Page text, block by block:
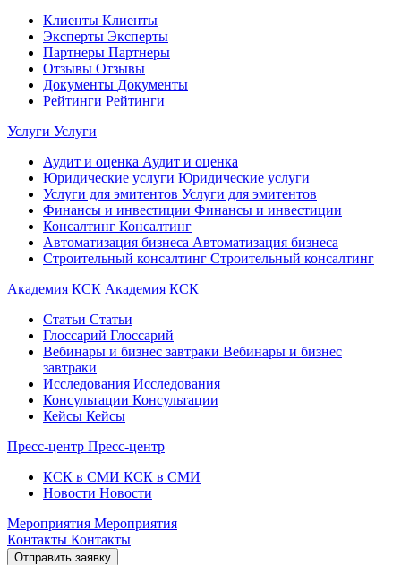
Клиенты Клиенты
Эксперты Эксперты
Партнеры Партнеры
Отзывы Отзывы
Документы Документы
Рейтинги Рейтинги
Услуги Услуги
Аудит и оценка Аудит и оценка
Юридические услуги Юридические услуги
Услуги для эмитентов Услуги для эмитентов
Финансы и инвестиции Финансы и инвестиции
Консалтинг Консалтинг
Автоматизация бизнеса Автоматизация бизнеса
Строительный консалтинг Строительный консалтинг
Академия КСК Академия КСК
Статьи Статьи
Глоссарий Глоссарий
Вебинары и бизнес завтраки Вебинары и бизнес
завтраки
Исследования Исследования
Консультации Консультации
Кейсы Кейсы
Пресс-центр Пресс-центр
КСК в СМИ КСК в СМИ
Новости Новости
Мероприятия Мероприятия
Контакты Контакты
Отправить заявку